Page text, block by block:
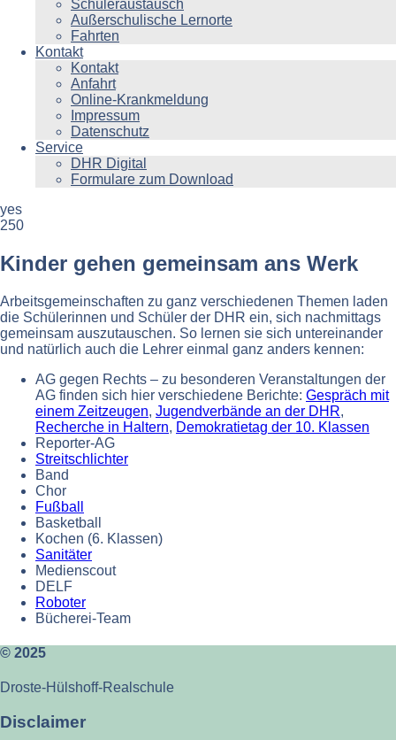
Schüleraustausch
Außerschulische Lernorte
Fahrten
Kontakt
Kontakt
Anfahrt
Online-Krankmeldung
Impressum
Datenschutz
Service
DHR Digital
Formulare zum Download
yes
250
Kinder gehen gemeinsam ans Werk
Arbeitsgemeinschaften zu ganz verschiedenen Themen laden
die Schülerinnen und Schüler der DHR ein, sich nachmittags
gemeinsam auszutauschen. So lernen sie sich untereinander
und natürlich auch die Lehrer einmal ganz anders kennen:
AG gegen Rechts – zu besonderen Veranstaltungen der
AG finden sich hier verschiedene Berichte: Gespräch mit
einem Zeitzeugen, Jugendverbände an der DHR,
Recherche in Haltern, Demokratietag der 10. Klassen
Reporter-AG
Streitschlichter
Band
Chor
Fußball
Basketball
Kochen (6. Klassen)
Sanitäter
Medienscout
DELF
Roboter
Bücherei-Team
© 2025
Droste-Hülshoff-Realschule
Disclaimer